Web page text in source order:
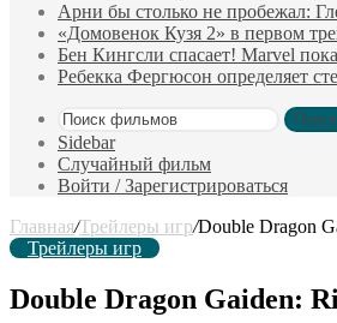
Арни бы столько не пробежал:
«Домовенок Кузя 2» в первом
Бен Кингсли спасает! Marvel
Ребекка Фергюсон определяет
Sidebar
Случайный фильм
Войти / Зарегистрироваться
Главная/Трейлеры игр/Double Dragon
Трейлеры игр
Double Dragon Gaiden: